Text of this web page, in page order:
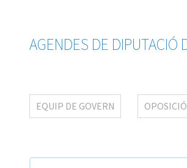
AGENDES DE DIPUTACIÓ
EQUIP DE GOVERN OPOSICIÓ